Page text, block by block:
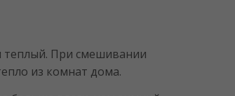
теплый. При смешивании
из комнат дома.